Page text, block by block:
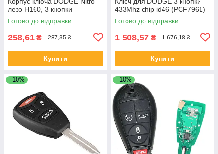
лезо Н160, 3 кнопки
Готово до відправки
258,61 ₴ 287,35 ₴
Купити
433Mhz chip id46 (PCF7961)
Готово до відправки
1 508,57 ₴ 1 676,18 ₴
Купити
–10% –10%